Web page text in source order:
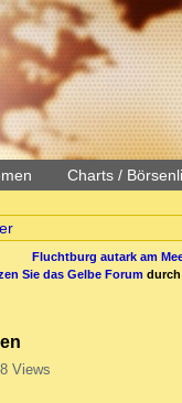
Charts /
Fluchtburg autark am
Sie das Gelbe Forum durch
Views